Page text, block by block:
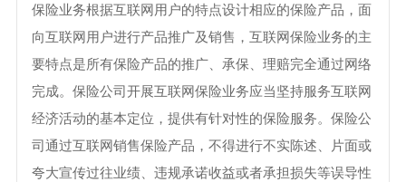
保险业务根据互联网用户的特点设计相应的保险产品，面
向互联网用户进行产品推广及销售，互联网保险业务的主
要特点是所有保险产品的推广、承保、理赔完全通过网络
完成。保险公司开展互联网保险业务应当坚持服务互联网
经济活动的基本定位，提供有针对性的保险服务。保险公
司通过互联网销售保险产品，不得进行不实陈述、片面或
夸大宣传过往业绩、违规承诺收益或者承担损失等误导性